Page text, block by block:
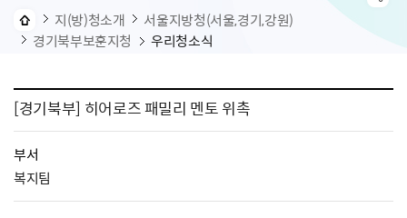
지(방)청소개
서울지방청(서울,경기,강원)
경기북부보훈지청
우리청소식
[경기북부] 히어로즈 패밀리 멘토 위촉
부서
복지팀